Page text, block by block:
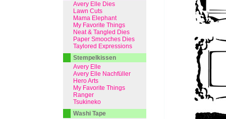
Avery Elle Dies
Lawn Cuts
Mama Elephant
My Favorite Things
Neat & Tangled Dies
Paper Smooches Dies
Taylored Expressions
Stempelkissen
Avery Elle
Avery Elle Nachfüller
Hero Arts
My Favorite Things
Ranger
Tsukineko
Washi Tape